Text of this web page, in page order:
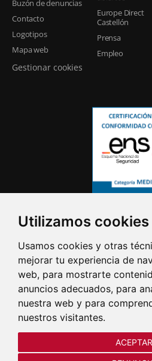
Utilizamos cookies
Usamos cookies y otras
mejorar tu experiencia de
web, para mostrarte
anuncios adecuados, para
nuestra web y para
nuestros visitantes.
ACEPTAR
Buzón de denuncias
Contacto
Logotipos
Mapa web
Gestionar cookies
Europe Direct
Castellón
Prensa
Empleo